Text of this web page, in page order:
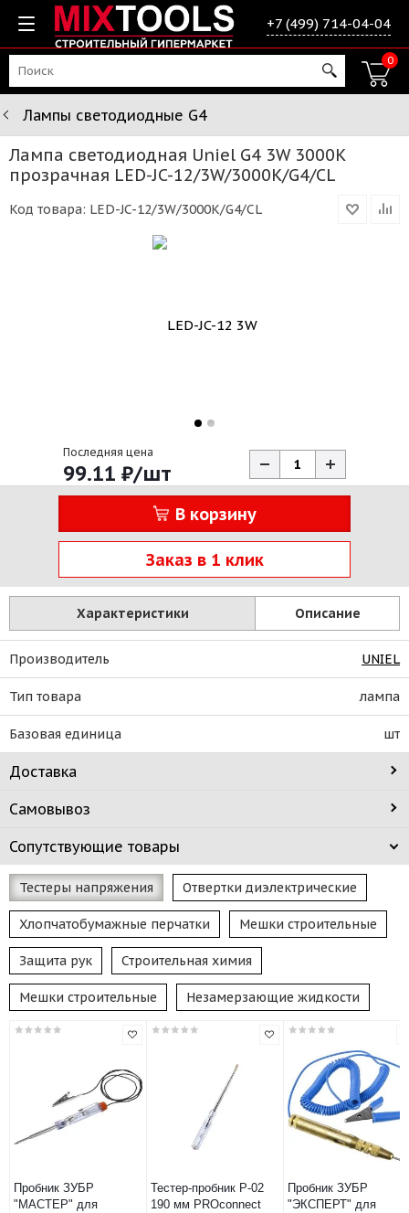
+7 (499) 714-04-04
0
Лампы светодиодные G4
Лампа светодиодная Uniel G4 3W 3000K
прозрачная LED-JC-12/3W/3000K/G4/CL
Код товара: LED-JC-12/3W/3000K/G4/CL
Последняя цена
99.11 ₽/шт
В корзину
Заказ в 1 клик
Характеристики Описание
Производитель UNIEL
Тип товара лампа
Базовая единица шт
Доставка
Самовывоз
Сопутствующие товары
Тестеры напряжения Отвертки диэлектрические
Хлопчатобумажные перчатки Мешки строительные
Защита рук Строительная химия
Мешки строительные Незамерзающие жидкости
Пробник ЗУБР
"МАСТЕР" для
Тестер-пробник P-02
190 мм PROconnect
Пробник ЗУБР
"ЭКСПЕРТ" для